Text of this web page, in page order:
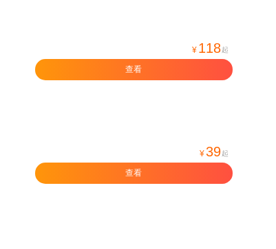
¥ 118 起
查看
¥39 起
查看